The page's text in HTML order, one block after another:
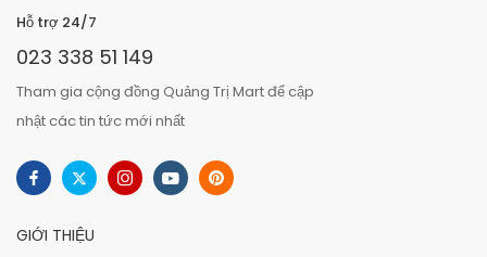
Hỗ trợ 24/7
023 338 51 149
Tham gia cộng đồng Quảng Trị Mart để cập
nhật các tin tức mới nhất
GIỚI THIỆU